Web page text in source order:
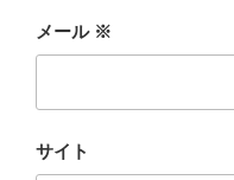
メール ※
サイト